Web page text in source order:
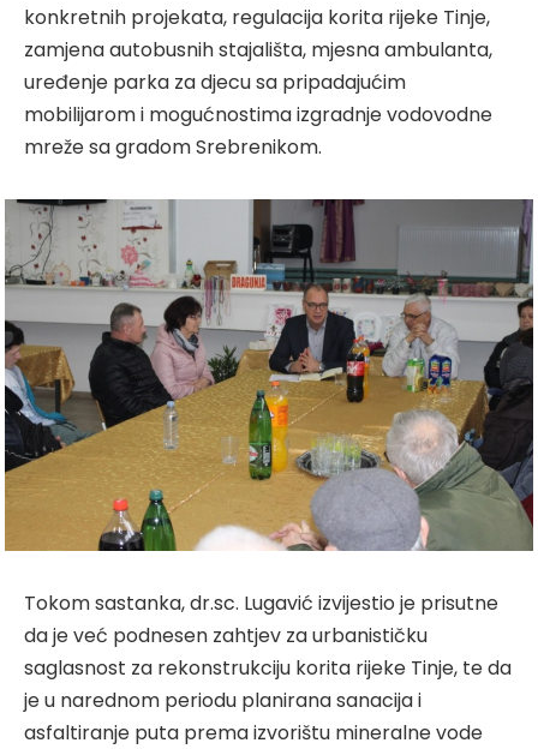
konkretnih projekata, regulacija korita rijeke Tinje,
zamjena autobusnih stajališta, mjesna ambulanta,
uređenje parka za djecu sa pripadajućim
mobilijarom i mogućnostima izgradnje vodovodne
mreže sa gradom Srebrenikom.
Tokom sastanka, dr.sc. Lugavić izvijestio je prisutne
da je već podnesen zahtjev za urbanističku
saglasnost za rekonstrukciju korita rijeke Tinje, te da
je u narednom periodu planirana sanacija i
asfaltiranje puta prema izvorištu mineralne vode